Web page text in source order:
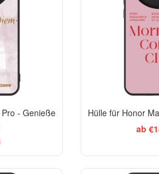
- Genieße
Hülle für Honor
ab